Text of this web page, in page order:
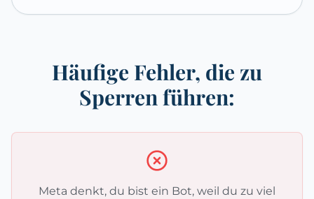
Häufige Fehler, die zu
Sperren führen:
Meta denkt, du bist ein Bot, weil du zu viel